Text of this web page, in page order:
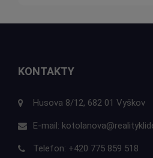
KONTAKTY
Husova 8/12, 682 01 Vyškov
E-mail:
Telefon: +420 775 859 518